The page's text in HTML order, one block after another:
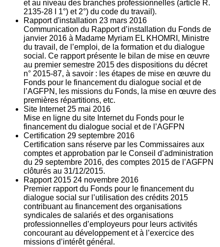
et au niveau des branches professionnelles (article R.
2135‐28 I 1°) et 2°) du code du travail).
Rapport d'installation 23 mars 2016
Communication du Rapport d’installation du Fonds de
janvier 2016 à Madame Myriam EL KHOMRI, Ministre
du travail, de l’emploi, de la formation et du dialogue
social. Ce rapport présente le bilan de mise en œuvre
au premier semestre 2015 des dispositions du décret
n° 2015-87, à savoir : les étapes de mise en œuvre du
Fonds pour le financement du dialogue social et de
l’AGFPN, les missions du Fonds, la mise en œuvre des
premières répartitions, etc.
Site Internet 25 mai 2016
Mise en ligne du site Internet du Fonds pour le
financement du dialogue social et de l’AGFPN
Certification 29 septembre 2016
Certification sans réserve par les Commissaires aux
comptes et approbation par le Conseil d’administration
du 29 septembre 2016, des comptes 2015 de l’AGFPN
clôturés au 31/12/2015.
Rapport 2015 24 novembre 2016
Premier rapport du Fonds pour le financement du
dialogue social sur l’utilisation des crédits 2015
contribuant au financement des organisations
syndicales de salariés et des organisations
professionnelles d’employeurs pour leurs activités
concourant au développement et à l’exercice des
missions d’intérêt général.